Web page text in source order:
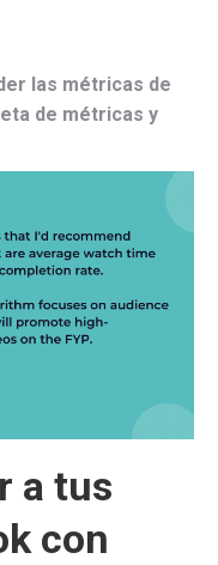
las métricas de
de métricas y
a tus
con